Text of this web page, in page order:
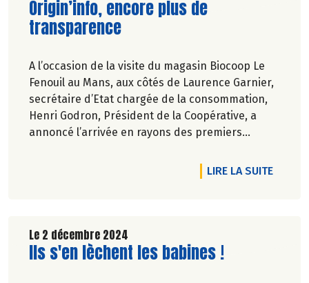
Lire la suite de l'article
Origin’info, encore plus de
transparence
A l’occasion de la visite du magasin Biocoop Le
Fenouil au Mans, aux côtés de Laurence Garnier,
secrétaire d’Etat chargée de la consommation,
Henri Godron, Président de la Coopérative, a
annoncé l’arrivée en rayons des premiers
LIRE LA SUITEDE
Le 2 décembre 2024
Lire la suite de l'article
Ils s'en lèchent les babines !